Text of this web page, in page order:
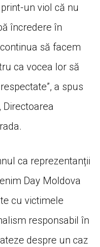
un viol că nu
încredere în
să facem
ca vocea lor să
a spus
Directoarea
ca reprezentanții
Day Moldova
cu victimele
responsabil în
despre un caz